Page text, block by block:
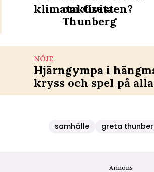
klimataktivisten?
om Greta
Thunberg
NÖJE
Hjärngympa i
kryss och spel på
samhälle greta
Annons